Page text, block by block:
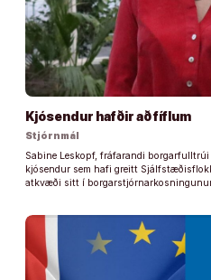
Kjósendur hafðir að fíflum
Stjórnmál
Sabine Leskopf, fráfarandi
kjósendur sem hafi greitt
atkvæði sitt í